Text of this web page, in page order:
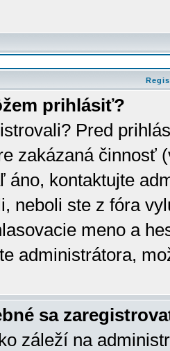
prihlásiť?
Pred
zakázaná činnosť
áno, kontaktujte
neboli ste z fóra
meno a
administrátora,
sa
záleží na